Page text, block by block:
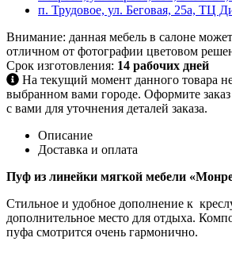
п. Трудовое, ул. Беговая, 25а, ТЦ
Внимание: данная мебель в салоне
отличном от фотографии цветовом
Срок изготовления: 14 рабочих дней
На текущий момент данного товара
выбранном вами городе. Оформите
с вами для уточнения деталей заказа.
Описание
Доставка и оплата
Пуф из линейки мягкой мебели
Стильное и удобное дополнение к
дополнительное место для отдыха.
пуфа смотрится очень гармонично.